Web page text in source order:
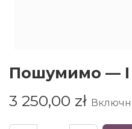
Пошумимо — I
3 250,00 zł